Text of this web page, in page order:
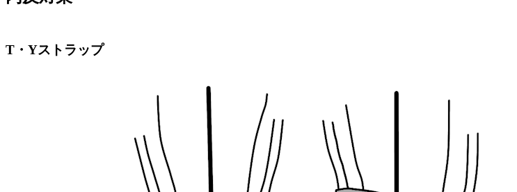
T・Yストラップ